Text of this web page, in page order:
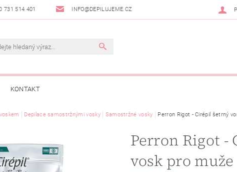
731 514 401 INFO@DEPILUJEME.CZ
KONTAKT
Depilace samostržnými vosky Samostržné vosky Perron Rigot - Cirépil šetrný
Perron Rigot
vosk pro muže